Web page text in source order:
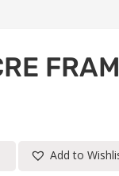
Add to